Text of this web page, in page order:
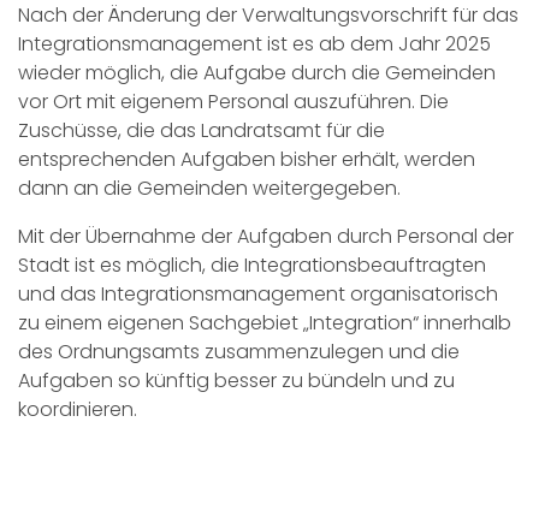
Nach der Änderung der Verwaltungsvorschrift für das
Integrationsmanagement ist es ab dem Jahr 2025
wieder möglich, die Aufgabe durch die Gemeinden
vor Ort mit eigenem Personal auszuführen. Die
Zuschüsse, die das Landratsamt für die
entsprechenden Aufgaben bisher erhält, werden
dann an die Gemeinden weitergegeben.
Mit der Übernahme der Aufgaben durch Personal der
Stadt ist es möglich, die Integrationsbeauftragten
und das Integrationsmanagement organisatorisch
zu einem eigenen Sachgebiet „Integration“ innerhalb
des Ordnungsamts zusammenzulegen und die
Aufgaben so künftig besser zu bündeln und zu
koordinieren.